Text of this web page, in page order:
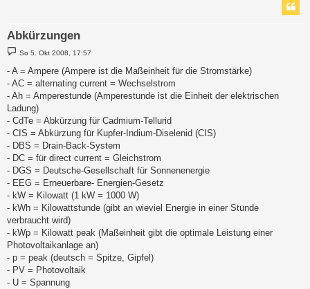
Abkürzungen
B
e
t
r
a
g
So 5. Okt 2008, 17:57
- A = Ampere (Ampere ist die Maßeinheit für die Stromstärke)
- AC = alternating current = Wechselstrom
- Ah = Amperestunde (Amperestunde ist die Einheit der elektrischen
Ladung)
- CdTe = Abkürzung für Cadmium-Tellurid
- CIS = Abkürzung für Kupfer-Indium-Diselenid (CIS)
- DBS = Drain-Back-System
- DC = für direct current = Gleichstrom
- DGS = Deutsche-Gesellschaft für Sonnenenergie
- EEG = Erneuerbare- Energien-Gesetz
- kW = Kilowatt (1 kW = 1000 W)
- kWh = Kilowattstunde (gibt an wieviel Energie in einer Stunde
verbraucht wird)
- kWp = Kilowatt peak (Maßeinheit gibt die optimale Leistung einer
Photovoltaikanlage an)
- p = peak (deutsch = Spitze, Gipfel)
- PV = Photovoltaik
- U = Spannung